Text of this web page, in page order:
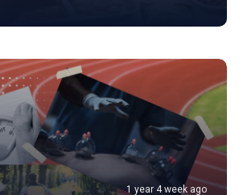
1 year 4 week ago